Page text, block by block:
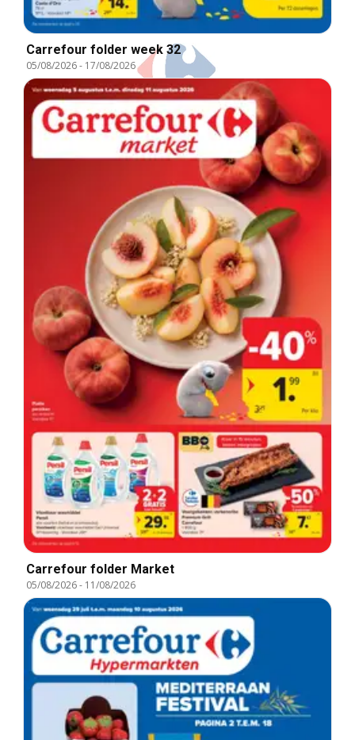
Carrefour folder week 32
05/08/2026- 17/08/2026
Carrefour folder Market
05/08/2026- 11/08/2026